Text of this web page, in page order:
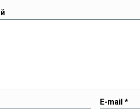
E-mail*